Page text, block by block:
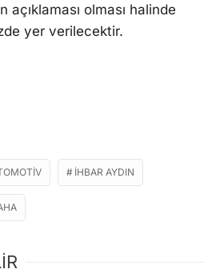
açıklaması olması halinde
yer verilecektir.
İHBAR AYDIN